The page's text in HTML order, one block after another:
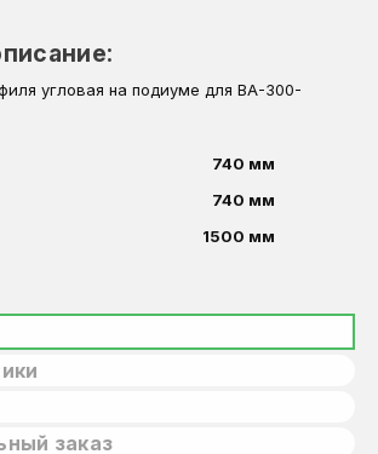
угловая на подиуме для ВА-300-
740 мм
740 мм
1500 мм
заказ